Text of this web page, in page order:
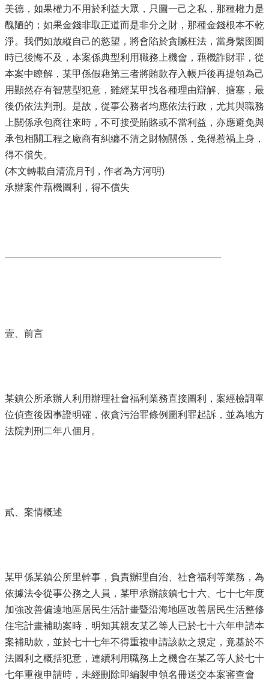
美德，如果權力不用於利益大眾，只圖一己之私，那種權力是
醜陋的；如果金錢非取正道而是非分之財，那種金錢根本不乾
淨。我們如放縱自己的慾望，將會陷於貪贓枉法，當身繫囹圄
時已後悔不及，本案係典型利用職務上機會，藉機詐財罪，從
本案中瞭解，某甲係假藉第三者將賄款存入帳戶後再提領為己
用顯然存有智慧型犯意，雖經某甲找各種理由辯解、搪塞，最
後仍依法判刑。是故，從事公務者均應依法行政，尤其與職務
上關係承包商往來時，不可接受賄賂或不當利益，亦應避免與
承包相關工程之廠商有糾纏不清之財物關係，免得惹禍上身，
得不償失。
(本文轉載自清流月刊，作者為方河明)
承辦案件藉機圖利，得不償失
壹、前言
某鎮公所承辦人利用辦理社會福利業務直接圖利，案經檢調單
位偵查後因事證明確，依貪污治罪條例圖利罪起訴，並為地方
法院判刑二年八個月。
貳、案情概述
某甲係某鎮公所里幹事，負責辦理自治、社會福利等業務，為
依據法令從事公務之人員，某甲承辦該鎮七十六、七十七年度
加強改善偏遠地區居民生活計畫暨沿海地區改善居民生活整修
住宅計畫補助案時，明知其親友某乙等人已於七十六年申請本
案補助款，並於七十七年不得重複申請該款之規定，竟基於不
法圖利之概括犯意，連續利用職務上之機會在某乙等人於七十
七年重複申請時，未經刪除即編製申領名冊送交本案審查會